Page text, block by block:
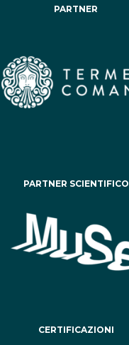
PARTNER
PARTNER SCIENTIFICO
CERTIFICAZIONI